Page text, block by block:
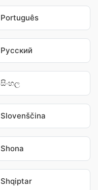
Português
Pусский
සිංහල
Slovenščina
Shona
Shqiptar